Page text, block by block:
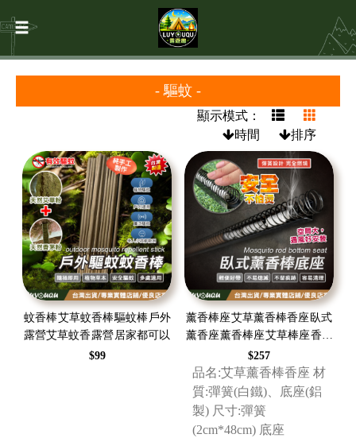
- 驅蚊 -
顯示模式：
時間
排序
蚊香棒 艾草蚊香棒 驅蚊棒 戶外
露營艾草蚊香 露營 居家都可以
$99
薰香棒座 艾草薰香棒香座 臥式
薰香座 薰香棒座 艾草棒座 香架
草薰香棒 艾草條 薰香架 艾草棒
座
$257
品名:艾草薰香棒香座 材
質:彈簧(白鐵)、底座(鋁
製) 尺寸:彈簧
(2cm*48cm) 底座